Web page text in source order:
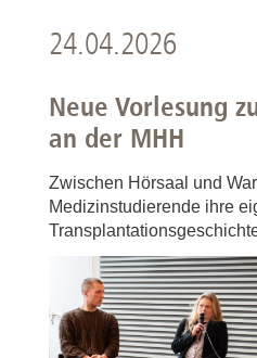
24.04.2026
Neue Vorlesung
an der MHH
Zwischen Hörsaal und
Medizinstudierende ihre